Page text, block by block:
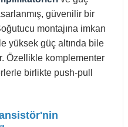
güvenilir bir
montajına imkan
yüksek güç altında bile
Özellikle komplementer
birlikte push-pull